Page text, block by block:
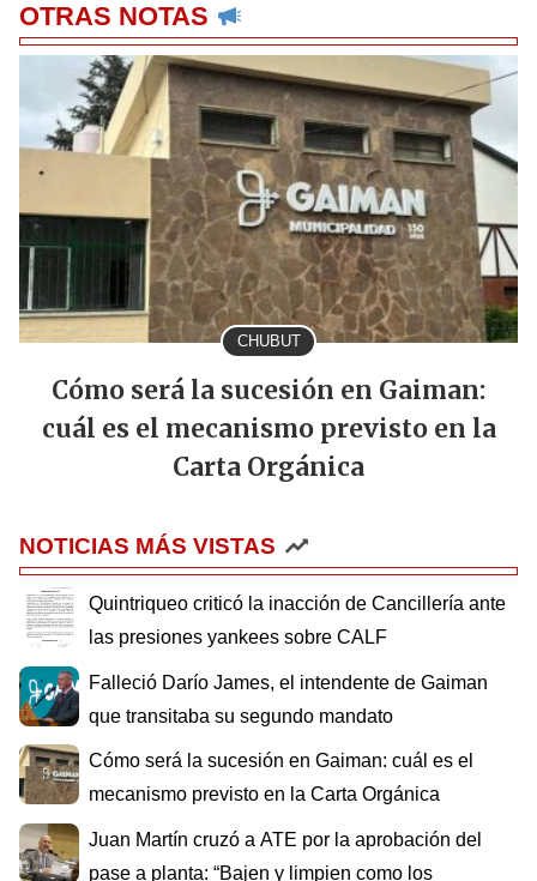
OTRAS NOTAS
CHUBUT
Cómo será la sucesión en Gaiman:
cuál es el mecanismo previsto en la
Carta Orgánica
NOTICIAS MÁS VISTAS
Quintriqueo criticó la inacción de Cancillería ante
las presiones yankees sobre CALF
Falleció Darío James, el intendente de Gaiman
que transitaba su segundo mandato
Cómo será la sucesión en Gaiman: cuál es el
mecanismo previsto en la Carta Orgánica
Juan Martín cruzó a ATE por la aprobación del
pase a planta: “Bajen y limpien como los